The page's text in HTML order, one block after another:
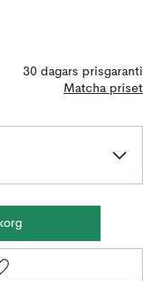
30 dagars prisgaranti
Matcha priset